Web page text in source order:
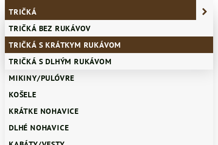
TRIČKÁ
TRIČKÁ BEZ RUKÁVOV
TRIČKÁ S KRÁTKYM RUKÁVOM
TRIČKÁ S DLHÝM RUKÁVOM
MIKINY/PULÓVRE
KOŠELE
KRÁTKE NOHAVICE
DLHÉ NOHAVICE